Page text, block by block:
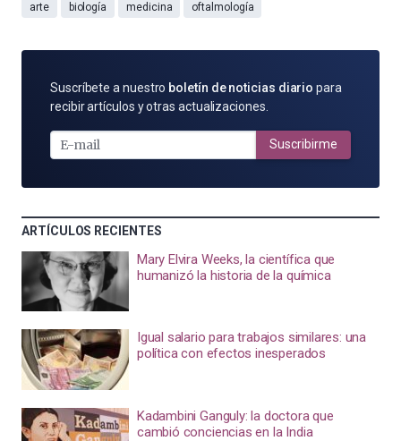
arte biología medicina oftalmología
SUSCRÍBETE
POR
MAIL
Suscríbete a nuestro boletín de noticias diario para
recibir artículos y otras actualizaciones.
Suscribirme
ARTÍCULOS RECIENTES
Mary Elvira Weeks, la científica que
humanizó la historia de la química
Igual salario para trabajos similares: una
política con efectos inesperados
Kadambini Ganguly: la doctora que
cambió conciencias en la India